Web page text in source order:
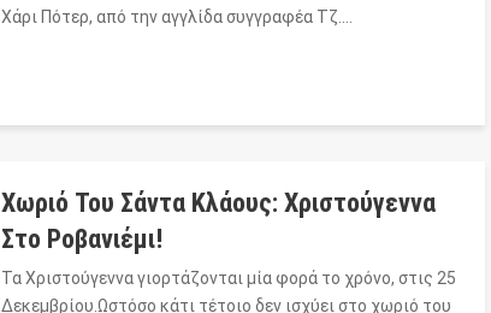
Χάρι Πότερ, από την αγγλίδα συγγραφέα Τζ.…
Χωριό Του Σάντα Κλάους: Χριστούγεννα
Στο Ροβανιέμι!
Τα Χριστούγεννα γιορτάζονται μία φορά το χρόνο, στις 25
Δεκεμβρίου.Ωστόσο κάτι τέτοιο δεν ισχύει στο χωριό του